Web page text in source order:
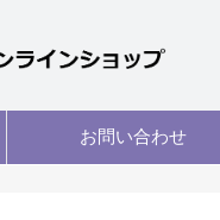
お問い合わせ